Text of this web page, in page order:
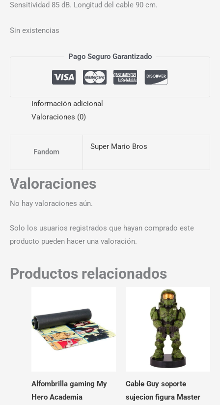
Sensitividad 85 dB. Longitud del cable 90 cm.
Sin existencias
Pago Seguro Garantizado
Información adicional
Valoraciones (0)
Fandom
Super Mario Bros
Valoraciones
No hay valoraciones aún.
Solo los usuarios registrados que hayan comprado este
producto pueden hacer una valoración.
Productos relacionados
Alfombrilla gaming My
Hero Academia
Cable Guy soporte
sujecion figura Master